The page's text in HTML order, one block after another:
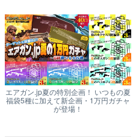
エアガン.jp夏の特別企画！ いつもの夏
福袋5種に加えて新企画・1万円ガチャ
が登場！